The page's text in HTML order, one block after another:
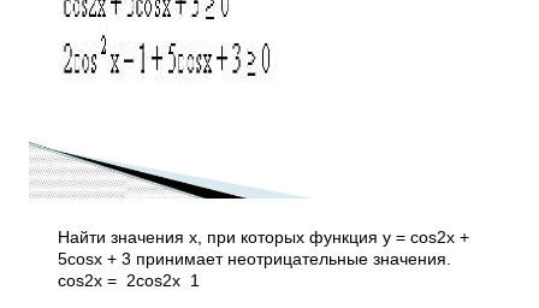
Найти значения х, при которых функция у = cos2x +
5cosx + 3 принимает неотрицательные значения.
cos2x = 2cos2x ­ 1